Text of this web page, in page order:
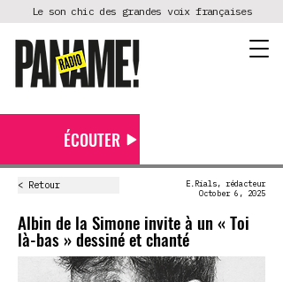
Le son chic des grandes voix françaises
ÉCOUTER
< Retour
E.Rials, rédacteur
October 6, 2025
Albin de la Simone invite à un « Toi
là-bas » dessiné et chanté